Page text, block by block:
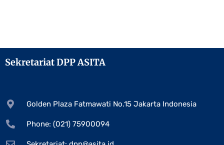
Sekretariat DPP ASITA
Golden Plaza Fatmawati No.15 Jakarta Indonesia
Phone: (021) 75900094